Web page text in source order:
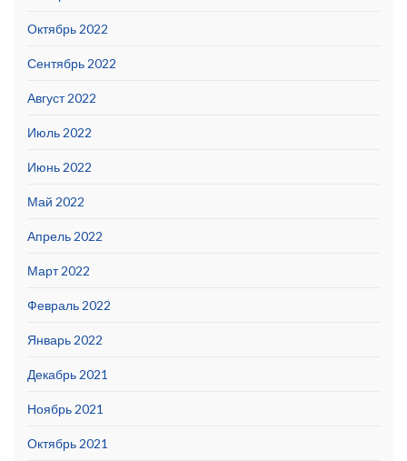
Октябрь 2022
Сентябрь 2022
Август 2022
Июль 2022
Июнь 2022
Май 2022
Апрель 2022
Март 2022
Февраль 2022
Январь 2022
Декабрь 2021
Ноябрь 2021
Октябрь 2021